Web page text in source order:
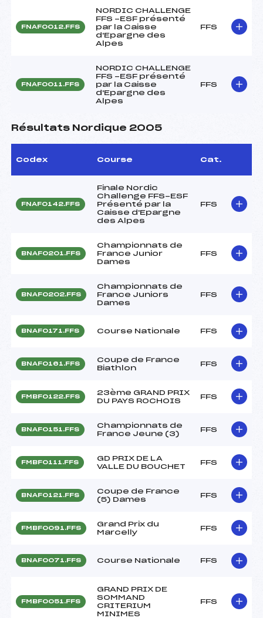
FNAF0012.FFS
NORDIC CHALLENGE
FFS -ESF présenté
par la Caisse
d'Epargne des
Alpes
FFS
FNAF0011.FFS
NORDIC CHALLENGE
FFS -ESF présenté
par la Caisse
d'Epargne des
Alpes
FFS
Résultats Nordique 2005
Codex Course Cat.
FNAF0142.FFS
Finale Nordic
Challenge FFS-ESF
Présenté par la
Caisse d'Epargne
des Alpes
FFS
BNAF0201.FFS
Championnats de
France Junior
Dames
FFS
BNAF0202.FFS
Championnats de
France Juniors
Dames
FFS
BNAF0171.FFS Course Nationale FFS
BNAF0161.FFS
Coupe de France
Biathlon
FFS
FMBF0122.FFS
23ème GRAND PRIX
DU PAYS ROCHOIS
FFS
BNAF0151.FFS
Championnats de
France Jeune (3)
FFS
FMBF0111.FFS
GD PRIX DE LA
VALLE DU BOUCHET
FFS
BNAF0121.FFS
Coupe de France
(5) Dames
FFS
FMBF0091.FFS
Grand Prix du
Marcelly
FFS
BNAF0071.FFS Course Nationale FFS
FMBF0051.FFS
GRAND PRIX DE
SOMMAND
CRITERIUM
MINIMES
FFS